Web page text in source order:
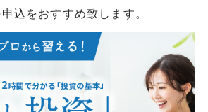
込をおすすめ致します。